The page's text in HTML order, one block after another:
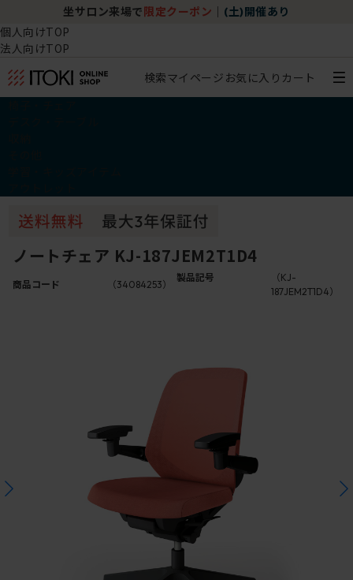
坐サロン来場で 限定クーポン (土)開催あり
個人向けTOP
法人向けTOP
検索マイページ お気に入り カート
ノートチェア KJ-187JEM2T1D4
商品コード （34084253）
製品記号
（KJ-
187JEM2T1D4）